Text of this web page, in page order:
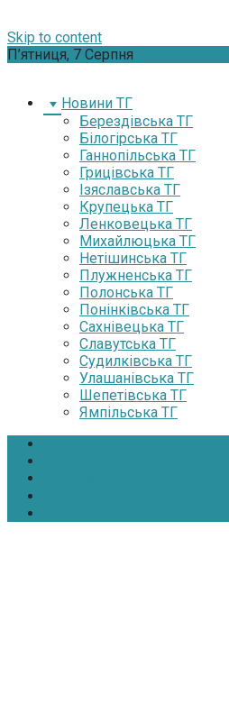
Skip to content
П’ятниця, 7 Серпня
Новини ТГ
Берездівська ТГ
Білогірська ТГ
Ганнопільська ТГ
Грицівська ТГ
Ізяславська ТГ
Крупецька ТГ
Ленковецька ТГ
Михайлюцька ТГ
Нетішинська ТГ
Плужненська ТГ
Полонська ТГ
Понінківська ТГ
Сахнівецька ТГ
Славутська ТГ
Судилківська ТГ
Улашанівська ТГ
Шепетівська ТГ
Ямпільська ТГ